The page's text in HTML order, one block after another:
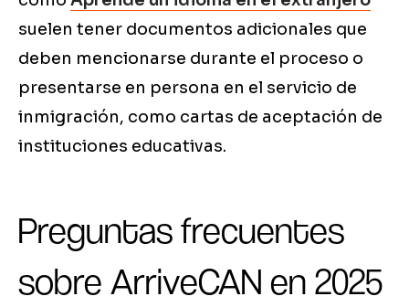
suelen tener documentos adicionales que
deben mencionarse durante el proceso o
presentarse en persona en el servicio de
inmigración, como cartas de aceptación de
instituciones educativas.
Preguntas frecuentes
sobre ArriveCAN en 2025